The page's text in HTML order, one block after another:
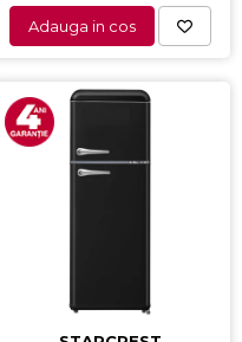
Adauga in cos